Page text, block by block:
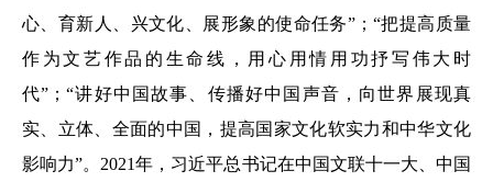
心、育新人、兴文化、展形象的使命任务”；“把提高质量
作为文艺作品的生命线，用心用情用功抒写伟大时
代”；“讲好中国故事、传播好中国声音，向世界展现真
实、立体、全面的中国，提高国家文化软实力和中华文化
影响力”。2021年，习近平总书记在中国文联十一大、中国